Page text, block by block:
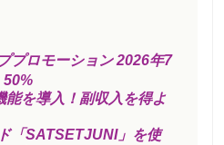
プロモーション 2026年7
50%
を導入！副収入を得よ
「SATSETJUNI」を使